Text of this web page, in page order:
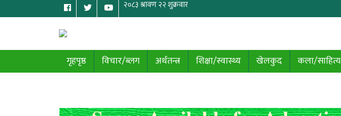
गृहपृष्ठ विचार/ब्लग अर्थतन्त्र शिक्षा/स्वास्थ्य खेलकुद कला/साहित्य